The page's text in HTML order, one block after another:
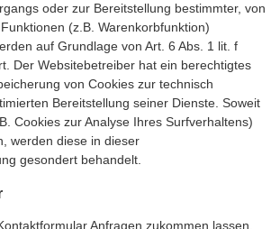
oder zur Bereitstellung bestimmter, von
(z.B. Warenkorbfunktion)
auf Grundlage von Art. 6 Abs. 1 lit. f
Der Websitebetreiber hat ein berechtigtes
von Cookies zur technisch
Bereitstellung seiner Dienste. Soweit
Cookies zur Analyse Ihres Surfverhaltens)
werden diese in dieser
gesondert behandelt.
Anfragen zukommen lassen,